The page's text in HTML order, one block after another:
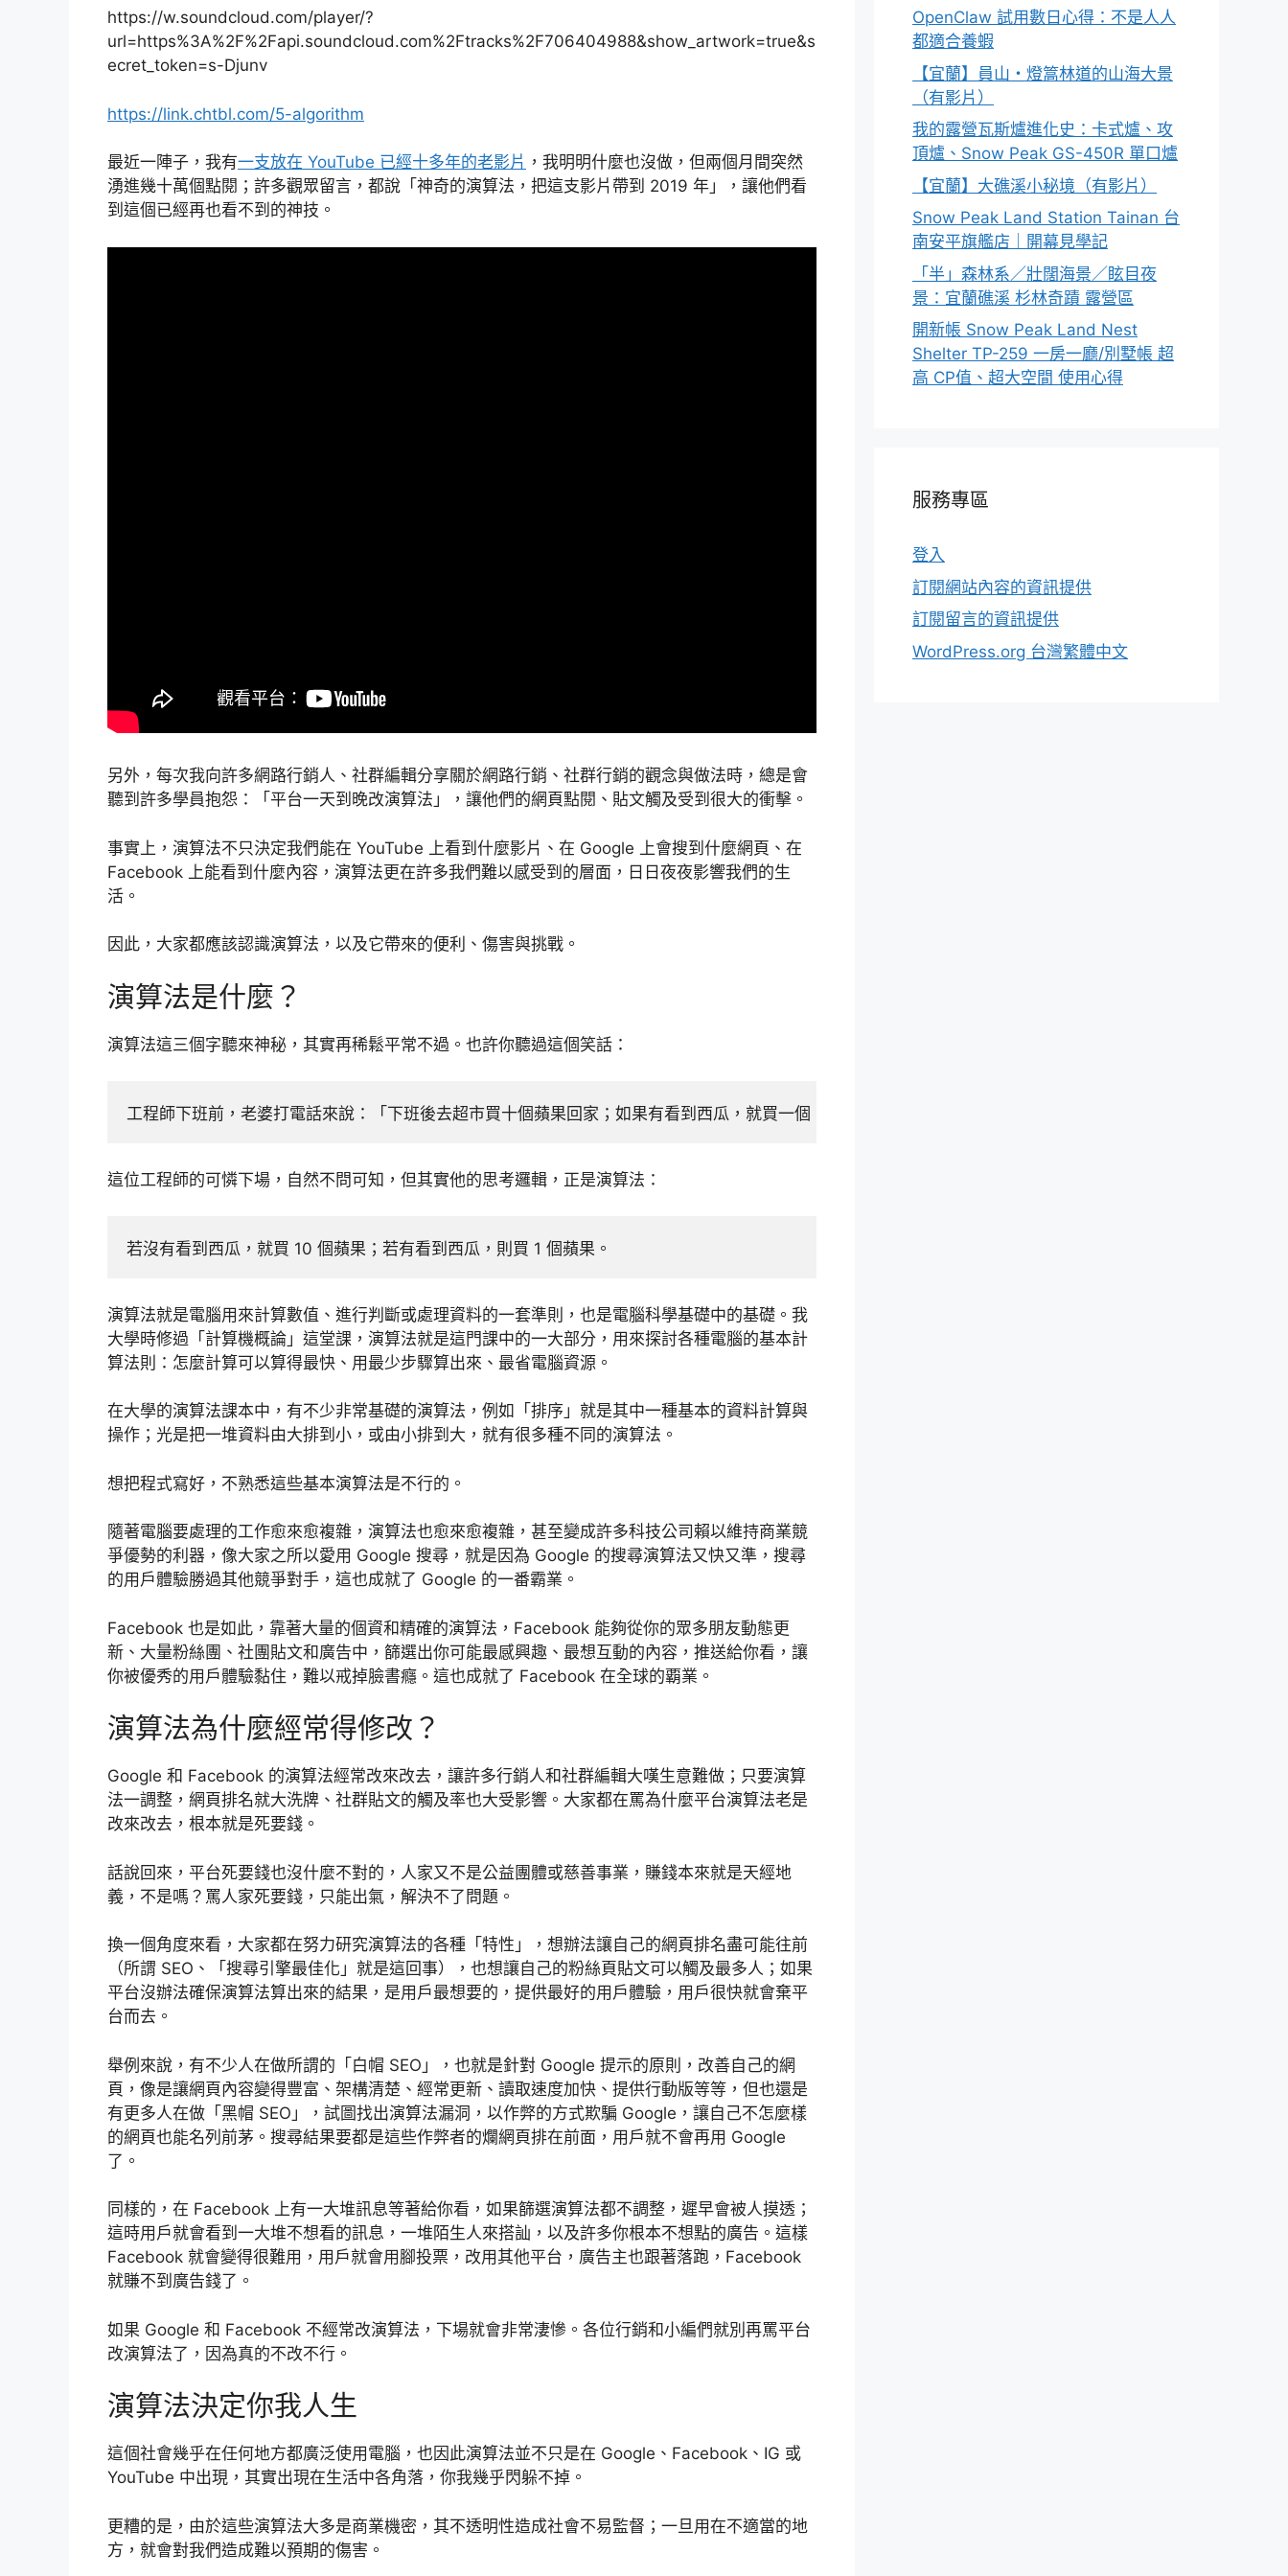
https://w.soundcloud.com/player/?
url=https%3A%2F%2Fapi.soundcloud.com%2Ftracks%2F706404988&show_artwork=true&s
ecret_token=s-Djunv
https://link.chtbl.com/5-algorithm
最近一陣子，我有一支放在 YouTube 已經十多年的老影片 ，我明明什麼也沒做，但兩個月間突然
湧進幾十萬個點閱；許多觀眾留言，都說「神奇的演算法，把這支影片帶到 2019 年」，讓他們看
到這個已經再也看不到的神技。
另外，每次我向許多網路行銷人、社群編輯分享關於網路行銷、社群行銷的觀念與做法時，總是會
聽到許多學員抱怨：「平台一天到晚改演算法」，讓他們的網頁點閱、貼文觸及受到很大的衝擊。
事實上，演算法不只決定我們能在 YouTube 上看到什麼影片、在 Google 上會搜到什麼網頁、在
Facebook 上能看到什麼內容，演算法更在許多我們難以感受到的層面，日日夜夜影響我們的生
活。
因此，大家都應該認識演算法，以及它帶來的便利、傷害與挑戰。
演算法是什麼？
演算法這三個字聽來神秘，其實再稀鬆平常不過。也許你聽過這個笑話：
工程師下班前，老婆打電話來說：「下班後去超市買十個蘋果回家；如果有看到西瓜，就買一個。」結果工程師就照著老婆的吩咐，帶了一個蘋果回家。
這位工程師的可憐下場，自然不問可知，但其實他的思考邏輯，正是演算法：
若沒有看到西瓜，就買 10 個蘋果；若有看到西瓜，則買 1 個蘋果。
演算法就是電腦用來計算數值、進行判斷或處理資料的一套準則，也是電腦科學基礎中的基礎。我
大學時修過「計算機概論」這堂課，演算法就是這門課中的一大部分，用來探討各種電腦的基本計
算法則：怎麼計算可以算得最快、用最少步驟算出來、最省電腦資源。
在大學的演算法課本中，有不少非常基礎的演算法，例如「排序」就是其中一種基本的資料計算與
操作；光是把一堆資料由大排到小，或由小排到大，就有很多種不同的演算法。
想把程式寫好，不熟悉這些基本演算法是不行的。
隨著電腦要處理的工作愈來愈複雜，演算法也愈來愈複雜，甚至變成許多科技公司賴以維持商業競
爭優勢的利器，像大家之所以愛用 Google 搜尋，就是因為 Google 的搜尋演算法又快又準，搜尋
的用戶體驗勝過其他競爭對手，這也成就了 Google 的一番霸業。
Facebook 也是如此，靠著大量的個資和精確的演算法，Facebook 能夠從你的眾多朋友動態更
新、大量粉絲團、社團貼文和廣告中，篩選出你可能最感興趣、最想互動的內容，推送給你看，讓
你被優秀的用戶體驗黏住，難以戒掉臉書癮。這也成就了 Facebook 在全球的覇業。
演算法為什麼經常得修改？
Google 和 Facebook 的演算法經常改來改去，讓許多行銷人和社群編輯大嘆生意難做；只要演算
法一調整，網頁排名就大洗牌、社群貼文的觸及率也大受影響。大家都在罵為什麼平台演算法老是
改來改去，根本就是死要錢。
話說回來，平台死要錢也沒什麼不對的，人家又不是公益團體或慈善事業，賺錢本來就是天經地
義，不是嗎？罵人家死要錢，只能出氣，解決不了問題。
換一個角度來看，大家都在努力研究演算法的各種「特性」，想辦法讓自己的網頁排名盡可能往前
（所謂 SEO、「搜尋引擎最佳化」就是這回事），也想讓自己的粉絲頁貼文可以觸及最多人；如果
平台沒辦法確保演算法算出來的結果，是用戶最想要的，提供最好的用戶體驗，用戶很快就會棄平
台而去。
舉例來說，有不少人在做所謂的「白帽 SEO」，也就是針對 Google 提示的原則，改善自己的網
頁，像是讓網頁內容變得豐富、架構清楚、經常更新、讀取速度加快、提供行動版等等，但也還是
有更多人在做「黑帽 SEO」，試圖找出演算法漏洞，以作弊的方式欺騙 Google，讓自己不怎麼樣
的網頁也能名列前茅。搜尋結果要都是這些作弊者的爛網頁排在前面，用戶就不會再用 Google
了。
同樣的，在 Facebook 上有一大堆訊息等著給你看，如果篩選演算法都不調整，遲早會被人摸透；
這時用戶就會看到一大堆不想看的訊息，一堆陌生人來搭訕，以及許多你根本不想點的廣告。這樣
Facebook 就會變得很難用，用戶就會用腳投票，改用其他平台，廣告主也跟著落跑，Facebook
就賺不到廣告錢了。
如果 Google 和 Facebook 不經常改演算法，下場就會非常淒慘。各位行銷和小編們就別再罵平台
改演算法了，因為真的不改不行。
演算法決定你我人生
這個社會幾乎在任何地方都廣泛使用電腦，也因此演算法並不只是在 Google、Facebook、IG 或
YouTube 中出現，其實出現在生活中各角落，你我幾乎閃躲不掉。
更糟的是，由於這些演算法大多是商業機密，其不透明性造成社會不易監督；一旦用在不適當的地
方，就會對我們造成難以預期的傷害。
OpenClaw 試用數日心得：不是人人
都適合養蝦
【宜蘭】員山・燈篙林道的山海大景
（有影片）
我的露營瓦斯爐進化史：卡式爐、攻
頂爐、Snow Peak GS-450R 單口爐
【宜蘭】大礁溪小秘境（有影片）
Snow Peak Land Station Tainan 台
南安平旗艦店｜開幕見學記
「半」森林系／壯闊海景／眩目夜
景：宜蘭礁溪 杉林奇蹟 露營區
開新帳 Snow Peak Land Nest
Shelter TP-259 一房一廳/別墅帳 超
高 CP值、超大空間 使用心得
服務專區
登入
訂閱網站內容的資訊提供
訂閱留言的資訊提供
WordPress.org 台灣繁體中文